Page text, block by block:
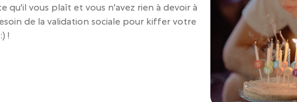
qu'il vous plaît et vous n'avez rien à devoir à
de la validation sociale pour kiffer votre
:) !